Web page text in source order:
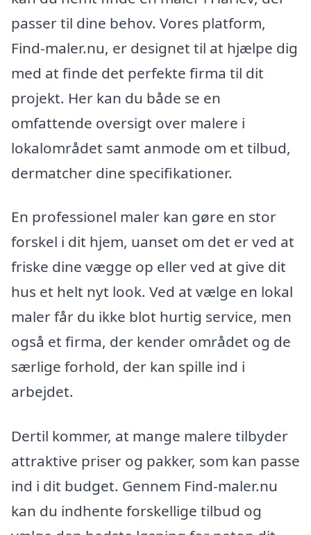
passer til dine behov. Vores platform,
Find-maler.nu, er designet til at hjælpe dig
med at finde det perfekte firma til dit
projekt. Her kan du både se en
omfattende oversigt over malere i
lokalområdet samt anmode om et tilbud,
dermatcher dine specifikationer.
En professionel maler kan gøre en stor
forskel i dit hjem, uanset om det er ved at
friske dine vægge op eller ved at give dit
hus et helt nyt look. Ved at vælge en lokal
maler får du ikke blot hurtig service, men
også et firma, der kender området og de
særlige forhold, der kan spille ind i
arbejdet.
Dertil kommer, at mange malere tilbyder
attraktive priser og pakker, som kan passe
ind i dit budget. Gennem Find-maler.nu
kan du indhente forskellige tilbud og